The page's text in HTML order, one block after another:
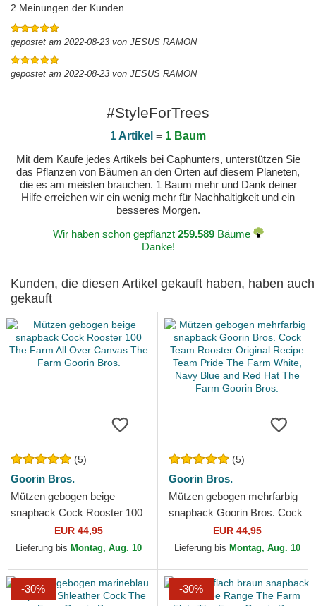
2 Meinungen der Kunden
gepostet am 2022-08-23 von JESUS RAMON
gepostet am 2022-08-23 von JESUS RAMON
#StyleForTrees
1 Artikel = 1 Baum
Mit dem Kaufe jedes Artikels bei Caphunters, unterstützen Sie
das Pflanzen von Bäumen an den Orten auf diesem Planeten,
die es am meisten brauchen. 1 Baum mehr und Dank deiner
Hilfe erreichen wir ein wenig mehr für Nachhaltigkeit und ein
besseres Morgen.
Wir haben schon gepflanzt 259.589Bäume
Danke!
Kunden, die diesen Artikel gekauft haben, haben auch
gekauft
(5)
Goorin Bros.
Mützen gebogen beige
snapback Cock Rooster 100
The Farm All Over Canvas
The Farm Goorin Bros.
EUR 44,95
Lieferung bis Montag, Aug. 10
(5)
Goorin Bros.
Mützen gebogen mehrfarbig
snapback Goorin Bros. Cock
Team Rooster Original
Recipe Team Pride The...
EUR 44,95
Lieferung bis Montag, Aug. 10
-30% -30%